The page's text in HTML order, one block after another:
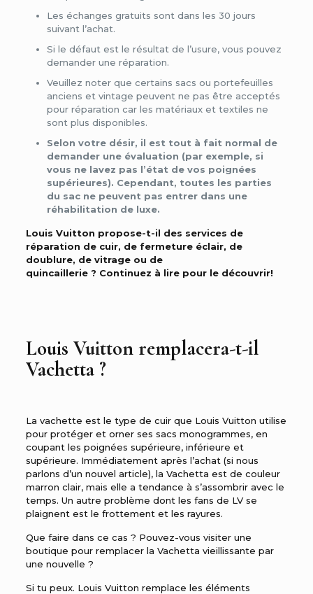
Les échanges gratuits sont dans les 30 jours
suivant l’achat.
Si le défaut est le résultat de l’usure, vous pouvez
demander une réparation.
Veuillez noter que certains sacs ou portefeuilles
anciens et vintage peuvent ne pas être acceptés
pour réparation car les matériaux et textiles ne
sont plus disponibles.
Selon votre désir, il est tout à fait normal de
demander une évaluation (par exemple, si
vous ne lavez pas l’état de vos poignées
supérieures). Cependant, toutes les parties
du sac ne peuvent pas entrer dans une
réhabilitation de luxe.
Louis Vuitton propose-t-il des services de
réparation de cuir, de fermeture éclair, de
doublure, de vitrage ou de
quincaillerie ? Continuez à lire pour le découvrir!
Louis Vuitton remplacera-t-il
Vachetta ?
La vachette est le type de cuir que Louis Vuitton utilise
pour protéger et orner ses sacs monogrammes, en
coupant les poignées supérieure, inférieure et
supérieure. Immédiatement après l’achat (si nous
parlons d’un nouvel article), la Vachetta est de couleur
marron clair, mais elle a tendance à s’assombrir avec le
temps. Un autre problème dont les fans de LV se
plaignent est le frottement et les rayures.
Que faire dans ce cas ? Pouvez-vous visiter une
boutique pour remplacer la Vachetta vieillissante par
une nouvelle ?
Si tu peux. Louis Vuitton remplace les éléments